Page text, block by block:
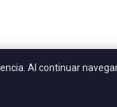
Al continuar